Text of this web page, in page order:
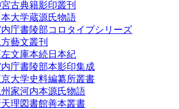
古典籍影印叢刊
本大学蔵源氏物語
庁書陵部コロタイプシリーズ
方藝文叢刊
文庫本続日本紀
庁書陵部本影印集成
大学史料編纂所叢書
州家河内本源氏物語
天理図書館善本叢書